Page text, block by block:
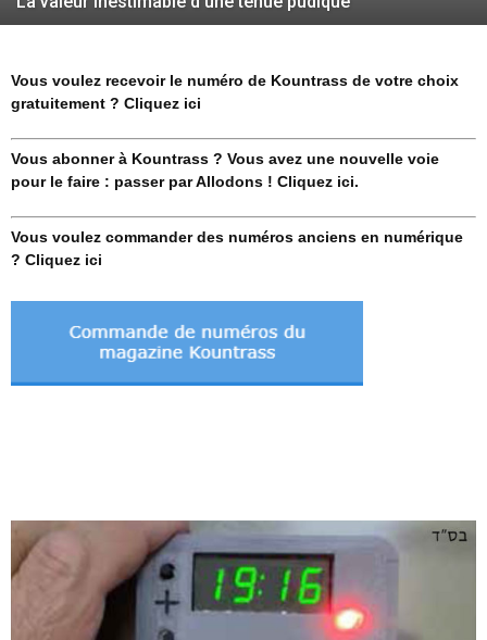
Vous voulez recevoir le numéro de Kountrass de votre choix
gratuitement ? Cliquez ici
Vous abonner à Kountrass ? Vous avez une nouvelle voie
pour le faire : passer par Allodons ! Cliquez ici.
Vous voulez commander des numéros anciens en numérique
? Cliquez ici